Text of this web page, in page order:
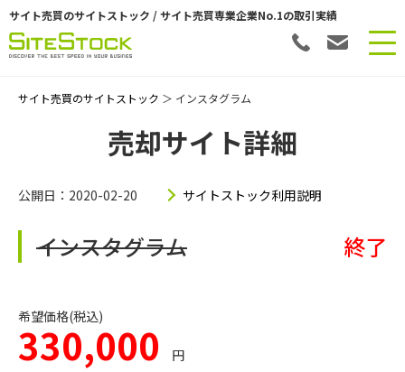
サイト売買のサイトストック / サイト売買専業企業No.1の取引実績
サイト売買のサイトストック ＞ インスタグラム
売却サイト詳細
公開日：2020-02-20 サイトストック利用説明
インスタグラム 終了
希望価格(税込)
330,000 円